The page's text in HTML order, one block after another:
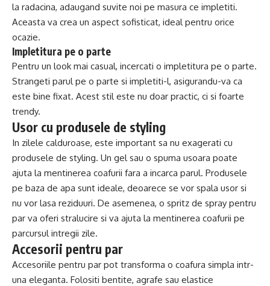
la radacina, adaugand suvite noi pe masura ce impletiti.
Aceasta va crea un aspect sofisticat, ideal pentru orice
ocazie.
Impletitura pe o parte
Pentru un look mai casual, incercati o impletitura pe o parte.
Strangeti parul pe o parte si impletiti-l, asigurandu-va ca
este bine fixat. Acest stil este nu doar practic, ci si foarte
trendy.
Usor cu produsele de styling
In zilele calduroase, este important sa nu exagerati cu
produsele de styling. Un gel sau o spuma usoara poate
ajuta la mentinerea coafurii fara a incarca parul. Produsele
pe baza de apa sunt ideale, deoarece se vor spala usor si
nu vor lasa reziduuri. De asemenea, o spritz de spray pentru
par va oferi stralucire si va ajuta la mentinerea coafurii pe
parcursul intregii zile.
Accesorii pentru par
Accesoriile pentru par pot transforma o coafura simpla intr-
una eleganta. Folositi bentite, agrafe sau elastice